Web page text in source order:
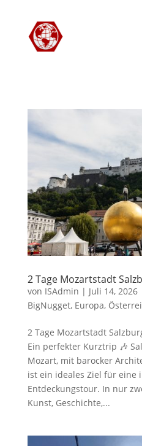
2 Tage Mozartstadt
von ISAdmin | Juli 14, 2026
BigNugget, Europa,
2 Tage Mozartstadt
Ein perfekter Kurztrip 🎶
Mozart, mit barocker
ist ein ideales Ziel für eine
Entdeckungstour. In nur
Kunst, Geschichte,...